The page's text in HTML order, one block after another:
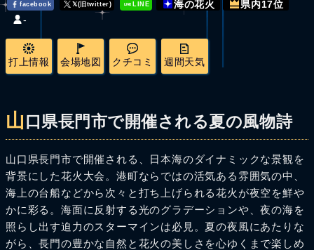
facebook 𝕏(旧twitter) LINE 海の花火 県内17位
-
打上情報 会場地図 クチコミ 週間天気
山 口県長門市で開催される夏の風物詩
山口県長門市で開催される、日本海のダイナミックな景観を
背景にした花火大会。港町ならではの活気ある雰囲気の中、
海上の台船などから次々と打ち上げられる花火が夜空を鮮や
かに彩る。海面に反射する光のグラデーションや、夜の海を
照らし出す迫力のスターマインは必見。夏の夜風にあたりな
がら、長門の豊かな自然と花火の美しさを心ゆくまで楽しめ